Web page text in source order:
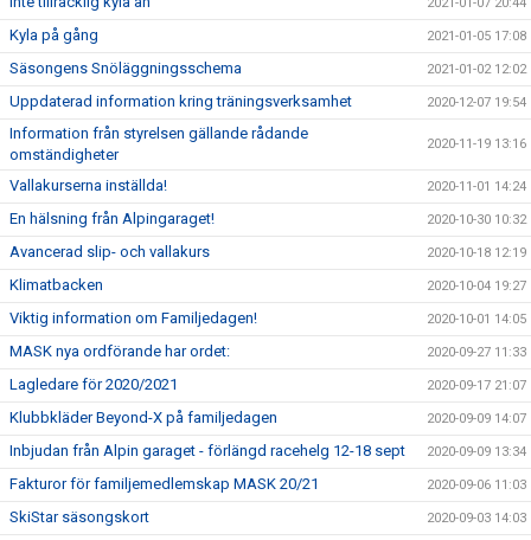
Kyla på gång 2021-01-05 17:08
Säsongens Snöläggningsschema 2021-01-02 12:02
Uppdaterad information kring träningsverksamhet 2020-12-07 19:54
Information från styrelsen gällande rådande
omständigheter
2020-11-19 13:16
Vallakurserna inställda! 2020-11-01 14:24
En hälsning från Alpingaraget! 2020-10-30 10:32
Avancerad slip- och vallakurs 2020-10-18 12:19
Klimatbacken 2020-10-04 19:27
Viktig information om Familjedagen! 2020-10-01 14:05
MASK nya ordförande har ordet: 2020-09-27 11:33
Lagledare för 2020/2021 2020-09-17 21:07
Klubbkläder Beyond-X på familjedagen 2020-09-09 14:07
Inbjudan från Alpin garaget - förlängd racehelg 12-18 sept 2020-09-09 13:34
Fakturor för familjemedlemskap MASK 20/21 2020-09-06 11:03
SkiStar säsongskort 2020-09-03 14:03